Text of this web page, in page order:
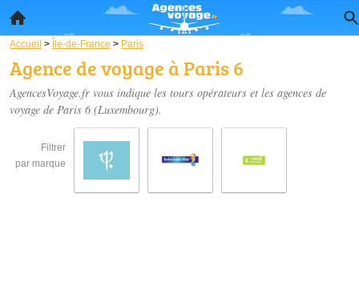
Accueil > Île-de-France > Paris
Agence de voyage à Paris 6
AgencesVoyage.fr vous indique les tours opérateurs et les agences de
voyage de Paris 6 (Luxembourg).
Filtrer
par marque